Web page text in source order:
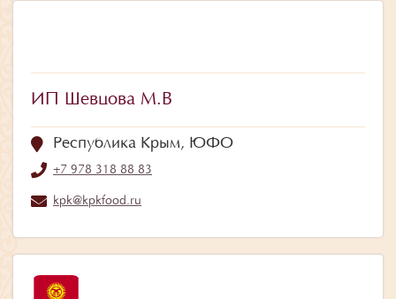
ИП Шевцова М.В
Республика Крым, ЮФО
+7 978 318 88 83
kpk@kpkfood.ru